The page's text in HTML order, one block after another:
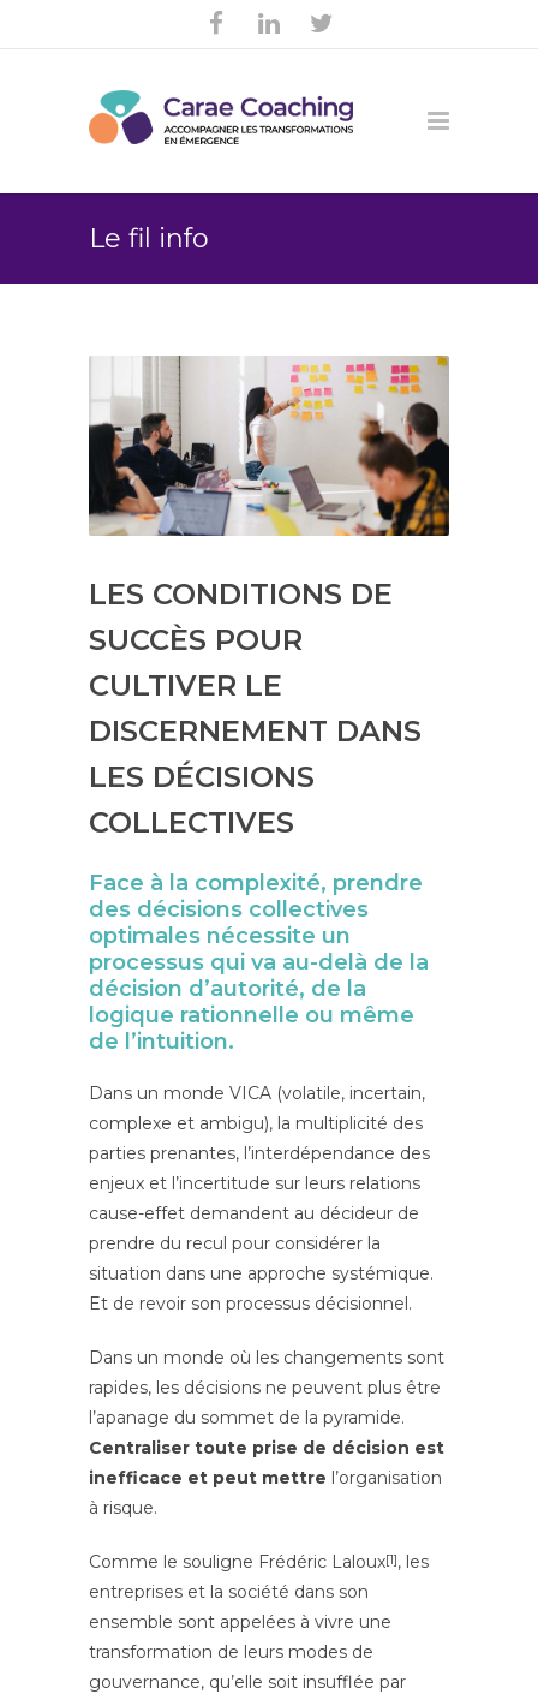
Le fil info
LES CONDITIONS DE
SUCCÈS POUR
CULTIVER LE
DISCERNEMENT DANS
LES DÉCISIONS
COLLECTIVES
Face à la complexité, prendre
des décisions collectives
optimales nécessite un
processus qui va au-delà de la
décision d’autorité, de la
logique rationnelle ou même
de l’intuition.
Dans un monde VICA (volatile, incertain,
complexe et ambigu), la multiplicité des
parties prenantes, l’interdépendance des
enjeux et l’incertitude sur leurs relations
cause-effet demandent au décideur de
prendre du recul pour considérer la
situation dans une approche systémique.
Et de revoir son processus décisionnel.
Dans un monde où les changements sont
rapides, les décisions ne peuvent plus être
l’apanage du sommet de la pyramide.
Centraliser toute prise de décision est
inefficace et peut mettre l’organisation
à risque.
Comme le souligne Frédéric Laloux[1], les
entreprises et la société dans son
ensemble sont appelées à vivre une
transformation de leurs modes de
gouvernance, qu’elle soit insufflée par